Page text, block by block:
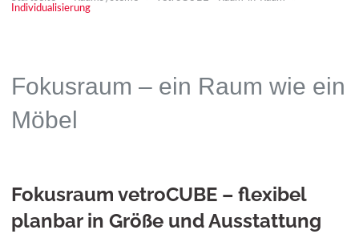
Individualisierung
Fokusraum – ein Raum wie ein
Möbel
Fokusraum vetroCUBE – flexibel
planbar in Größe und Ausstattung